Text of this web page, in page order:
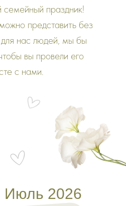
праздник!
представить без
нас людей, мы бы
вы провели его
с нами.
Июль 2026